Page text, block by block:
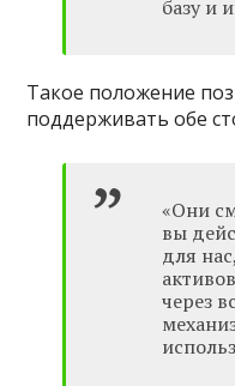
базу и
Такое положение
поддерживать обе
«Они
вы
для
через